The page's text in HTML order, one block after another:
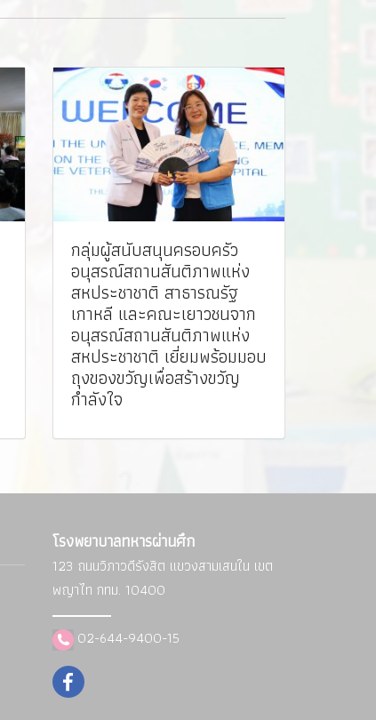
กลุ่มผู้สนับสนุนครอบครัว
อนุสรณ์สถานสันติภาพแห่ง
สหประชาชาติ สาธารณรัฐ
เกาหลี และคณะเยาวชนจาก
อนุสรณ์สถานสันติภาพแห่ง
สหประชาชาติ เยี่ยมพร้อมมอบ
ถุงของขวัญเพื่อสร้างขวัญ
กำลังใจ
โรงพยาบาลทหารผ่านศึก
123 ถนนวิภาวดีรังสิต แขวงสามเสนใน เขต
พญาไท กทม. 10400
02-644-9400-15